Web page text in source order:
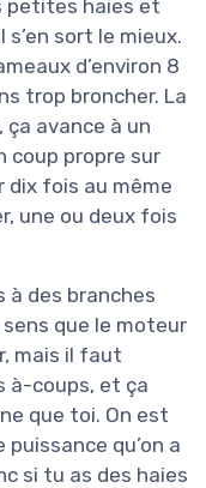
petites haies et
s’en sort le mieux.
d’environ 8
trop broncher. La
avance à un
coup propre sur
dix fois au même
une ou deux fois
à des branches
que le moteur
mais il faut
à-coups, et ça
que toi. On est
qu’on a
si tu as des haies